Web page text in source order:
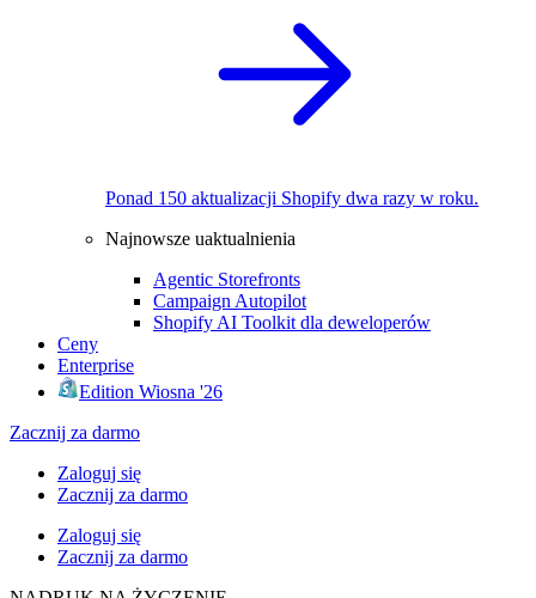
Ponad 150 aktualizacji Shopify dwa razy w roku.
Najnowsze uaktualnienia
Agentic Storefronts
Campaign Autopilot
Shopify AI Toolkit dla deweloperów
Ceny
Enterprise
Edition Wiosna '26
Zacznij za darmo
Zaloguj się
Zacznij za darmo
Zaloguj się
Zacznij za darmo